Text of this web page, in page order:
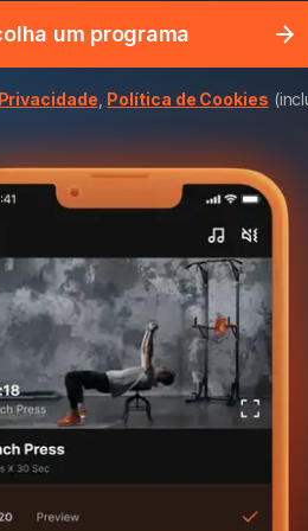
um programa
Política de Cookies